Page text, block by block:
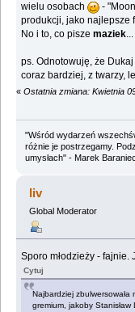
wielu osobach
-
produkcji, jako najlepsze
No i to, co piszemaziek...
ps. Odnotowuję, że
coraz bardziej, z twarzy,
« Ostatnia zmiana: Kwietnia
"Wśród wydarzeń
różnie je postrzegamy.
umysłach" - Marek
liv
Global Moderator
Sporo młodzieży - fajnie.
Cytuj
Najbardziej zbulwersowała
gremium, jakoby Stanisław